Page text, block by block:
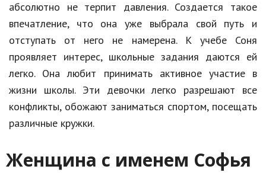
абсолютно не терпит давления. Создается такое
впечатление, что она уже выбрала свой путь и
отступать от него не намерена. К учебе Соня
проявляет интерес, школьные задания даются ей
легко. Она любит принимать активное участие в
жизни школы. Эти девочки легко разрешают все
конфликты, обожают заниматься спортом, посещать
различные кружки.
Женщина с именем Софья